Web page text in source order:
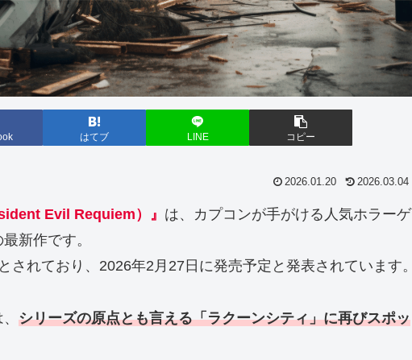
はてブ LINE コピー
2026.01.20 2026.03.04
Evil Requiem） 』 は、カプコンが手がける人気ホラーゲ
新作です。
とされており、2026年2月27日に発売予定と発表されています。
シリーズの原点とも言える「ラクーンシティ」に再びスポッ